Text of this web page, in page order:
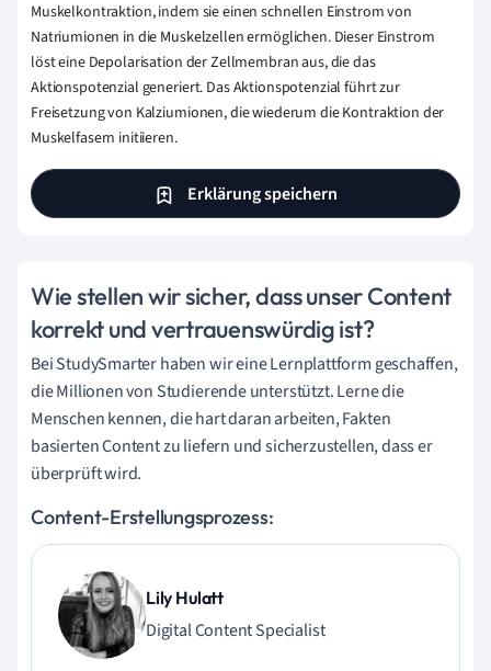
Muskelkontraktion, indem sie einen schnellen Einstrom von
Natriumionen in die Muskelzellen ermöglichen. Dieser Einstrom
löst eine Depolarisation der Zellmembran aus, die das
Aktionspotenzial generiert. Das Aktionspotenzial führt zur
Freisetzung von Kalziumionen, die wiederum die Kontraktion der
Muskelfasern initiieren.
Erklärung speichern
Wie stellen wir sicher, dass unser Content
korrekt und vertrauenswürdig ist?
Bei StudySmarter haben wir eine Lernplattform geschaffen,
die Millionen von Studierende unterstützt. Lerne die
Menschen kennen, die hart daran arbeiten, Fakten
basierten Content zu liefern und sicherzustellen, dass er
überprüft wird.
Content-Erstellungsprozess:
Lily Hulatt
Digital Content Specialist